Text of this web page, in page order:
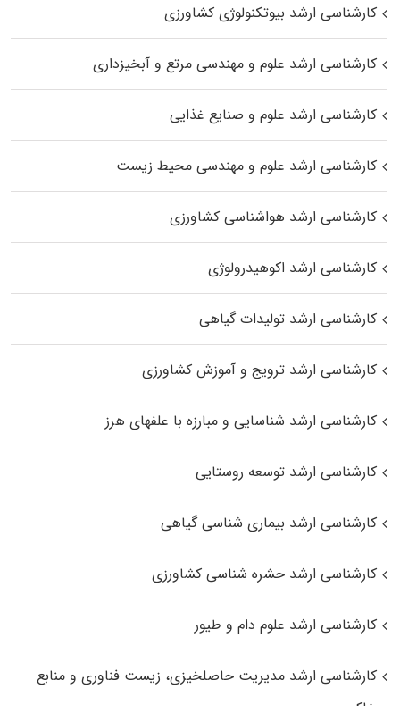
کارشناسی ارشد بیوتکنولوژی کشاورزی
کارشناسی ارشد علوم و مهندسی مرتع و آبخیزداری
کارشناسی ارشد علوم و صنایع غذایی
کارشناسی ارشد علوم و مهندسی محیط زیست
کارشناسی ارشد هواشناسی کشاورزی
کارشناسی ارشد اکوهیدرولوژی
کارشناسی ارشد تولیدات گیاهی
کارشناسی ارشد ترویج و آموزش کشاورزی
کارشناسی ارشد شناسایی و مبارزه با علفهای هرز
کارشناسی ارشد توسعه روستایی
کارشناسی ارشد بیماری‌ شناسی گیاهی
کارشناسی ارشد حشره‌ شناسی کشاورزی
کارشناسی ارشد علوم دام و طیور
کارشناسی ارشد مدیریت حاصلخیزی، زیست فناوری و منابع